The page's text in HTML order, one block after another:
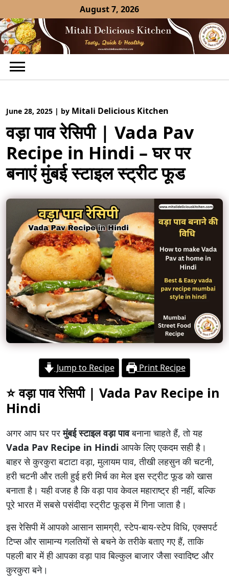
to
content
August 7, 2026
June 28, 2025 | by Mitali Delicious Kitchen
वड़ा पाव रेसिपी | Vada Pav
Recipe in Hindi – घर पर
बनाएं मुंबई स्टाइल स्ट्रीट फूड
Jump to Recipe Print Recipe
⭐ वड़ा पाव रेसिपी | Vada Pav Recipe in
Hindi
अगर आप घर परमुंबई स्टाइल वड़ा पावबनाना चाहते हैं, तो यह
Vada Pav Recipe in Hindi आपके लिए एकदम सही है।
बाहर से कुरकुरा बटाटा वड़ा, मुलायम पाव, तीखी लहसुन की चटनी,
हरी चटनी और तली हुई हरी मिर्च का मेल इस स्ट्रीट फूड को खास
बनाता है। यही वजह है कि वड़ा पाव केवल महाराष्ट्र ही नहीं, बल्कि
पूरे भारत में सबसे पसंदीदा स्ट्रीट फूड्स में गिना जाता है।
इस रेसिपी में आपको आसान सामग्री, स्टेप-बाय-स्टेप विधि, एक्सपर्ट
टिप्स और सामान्य गलतियों से बचने के तरीके बताए गए हैं, ताकि
पहली बार में ही आपका वड़ा पाव बिल्कुल बाजार जैसा स्वादिष्ट और
कुरकुरा बने।